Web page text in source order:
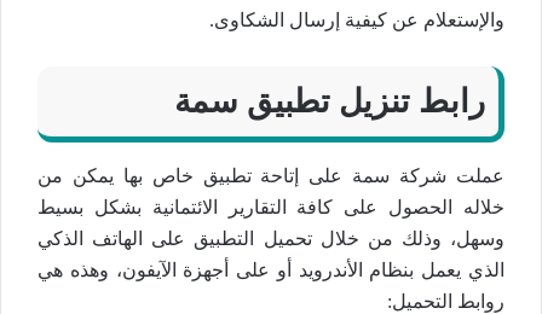
والإستعلام عن كيفية إرسال الشكاوى.
رابط تنزيل تطبيق سمة
عملت شركة سمة على إتاحة تطبيق خاص بها يمكن من
خلاله الحصول على كافة التقارير الائتمانية بشكل بسيط
وسهل، وذلك من خلال تحميل التطبيق على الهاتف الذكي
الذي يعمل بنظام الأندرويد أو على أجهزة الآيفون، وهذه هي
روابط التحميل: